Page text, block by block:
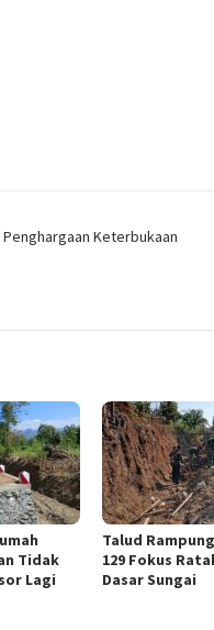
Keterbukaan
Tidak
Lagi
Talud
129 Fokus
Dasar Sungai